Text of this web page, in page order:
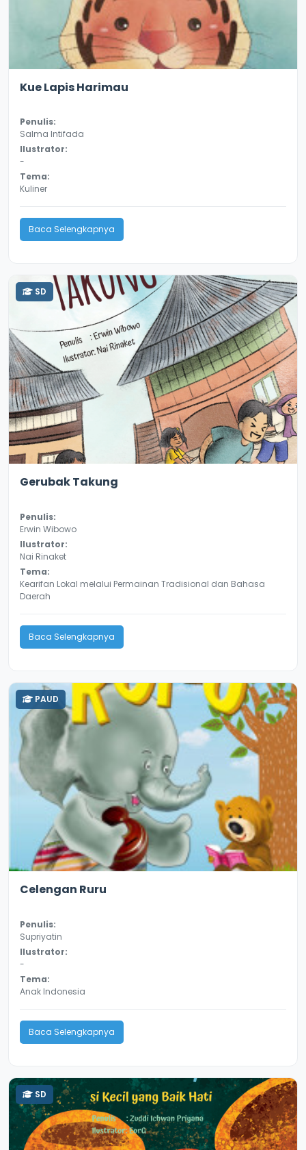
Kue Lapis Harimau
Penulis:
Salma Intifada
Ilustrator:
-
Tema:
Kuliner
Baca Selengkapnya
SD
Gerubak Takung
Penulis:
Erwin Wibowo
Ilustrator:
Nai Rinaket
Tema:
Kearifan Lokal melalui Permainan Tradisional dan Bahasa
Daerah
Baca Selengkapnya
PAUD
Celengan Ruru
Penulis:
Supriyatin
Ilustrator:
-
Tema:
Anak Indonesia
Baca Selengkapnya
SD